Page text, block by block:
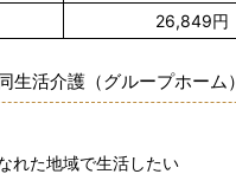
26,849円
生活介護（グループホーム）
れた地域で生活したい